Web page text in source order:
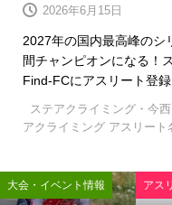
2027年の国内最高峰の
間チャンピオンになる！
Find-FCにアスリート登録
2026年6月15日
ステアクライミング・今
アクライミング アスリー
大会・イベント情報 アス